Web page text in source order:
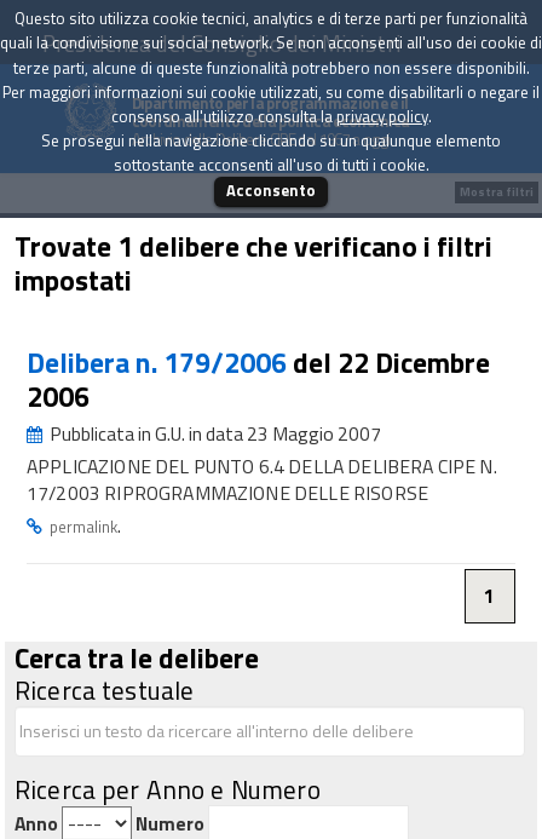
Presidenza del Consiglio dei Ministri
Dipartimento per la programmazione e il
coordinamento della politica economica
Archivio delle Delibere CIPE dal 1967 a oggi
Trovate 1 delibere che verificano i filtri
impostati
Delibera n. 179/2006del 22 Dicembre
2006
Pubblicata in G.U. in data 23 Maggio 2007
APPLICAZIONE DEL PUNTO 6.4 DELLA DELIBERA CIPE N.
17/2003 RIPROGRAMMAZIONE DELLE RISORSE
permalink.
1
Cerca tra le delibere
Ricerca testuale
Ricerca per Anno e Numero
Anno Numero
Mostra filtri
Questo sito utilizza cookie tecnici, analytics e di terze parti per funzionalità
quali la condivisione sui social network. Se non acconsenti all'uso dei cookie di
terze parti, alcune di queste funzionalità potrebbero non essere disponibili.
Per maggiori informazioni sui cookie utilizzati, su come disabilitarli o negare il
consenso all'utilizzo consulta laprivacy policy.
Se prosegui nella navigazione cliccando su un qualunque elemento
sottostante acconsenti all'uso di tutti i cookie.
Acconsento